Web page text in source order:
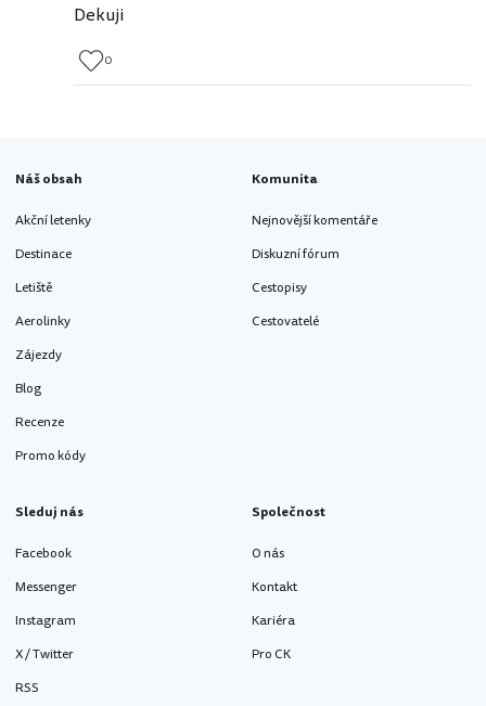
Dekuji
0
Náš obsah
Akční letenky
Destinace
Letiště
Aerolinky
Zájezdy
Blog
Recenze
Promo kódy
Komunita
Nejnovější komentáře
Diskuzní fórum
Cestopisy
Cestovatelé
Sleduj nás
Facebook
Messenger
Instagram
X / Twitter
RSS
Společnost
O nás
Kontakt
Kariéra
Pro CK